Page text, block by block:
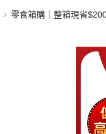
零食箱購｜整箱現省